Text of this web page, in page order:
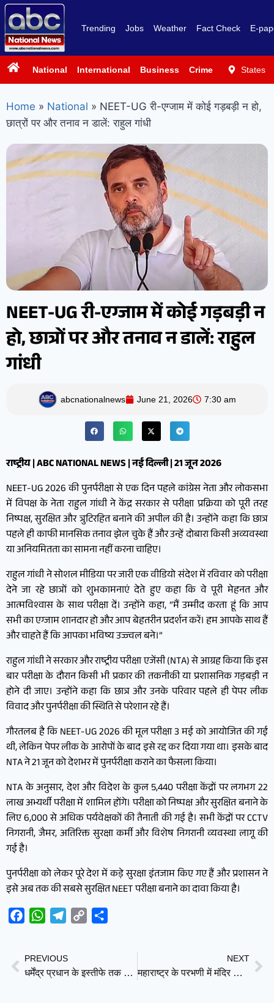
Trending Jobs Weather Fact Check E-
National International Business Crime PoliticsStates
Home » National » NEET-UG री-एग्जाम में कोई गड़बड़ी न हो,
छात्रों पर और तनाव न डालें: राहुल गांधी
NEET-UG री-एग्जाम में कोई गड़बड़ी न
हो, छात्रों पर और तनाव न डालें: राहुल
गांधी
abcnationalnews June 21, 2026 7:30 am
राष्ट्रीय | ABC NATIONAL NEWS | नई दिल्ली | 21 जून 2026
NEET-UG 2026 की पुनर्परीक्षा से एक दिन पहले कांग्रेस नेता और लोकसभा
में विपक्ष के नेता राहुल गांधी ने केंद्र सरकार से परीक्षा प्रक्रिया को पूरी तरह
निष्पक्ष, सुरक्षित और त्रुटिरहित बनाने की अपील की है। उन्होंने कहा कि छात्र
पहले ही काफी मानसिक तनाव झेल चुके हैं और उन्हें दोबारा किसी अव्यवस्था
या अनियमितता का सामना नहीं करना चाहिए।
राहुल गांधी ने सोशल मीडिया पर जारी एक वीडियो संदेश में रविवार को परीक्षा
देने जा रहे छात्रों को शुभकामनाएं देते हुए कहा कि वे पूरी मेहनत और
आत्मविश्वास के साथ परीक्षा दें। उन्होंने कहा, “मैं उम्मीद करता हूं कि आप
सभी का एग्जाम शानदार हो और आप बेहतरीन प्रदर्शन करें। हम आपके साथ हैं
और चाहते हैं कि आपका भविष्य उज्ज्वल बने।”
राहुल गांधी ने सरकार और राष्ट्रीय परीक्षा एजेंसी (NTA) से आग्रह किया कि इस
बार परीक्षा के दौरान किसी भी प्रकार की तकनीकी या प्रशासनिक गड़बड़ी न
होने दी जाए। उन्होंने कहा कि छात्र और उनके परिवार पहले ही पेपर लीक
विवाद और पुनर्परीक्षा की स्थिति से परेशान रहे हैं।
गौरतलब है कि NEET-UG 2026 की मूल परीक्षा 3 मई को आयोजित की गई
थी, लेकिन पेपर लीक के आरोपों के बाद इसे रद्द कर दिया गया था। इसके बाद
NTA ने 21 जून को देशभर में पुनर्परीक्षा कराने का फैसला किया।
NTA के अनुसार, देश और विदेश के कुल 5,440 परीक्षा केंद्रों पर लगभग 22
लाख अभ्यर्थी परीक्षा में शामिल होंगे। परीक्षा को निष्पक्ष और सुरक्षित बनाने के
लिए 6,000 से अधिक पर्यवेक्षकों की तैनाती की गई है। सभी केंद्रों पर CCTV
निगरानी, जैमर, अतिरिक्त सुरक्षा कर्मी और विशेष निगरानी व्यवस्था लागू की
गई है।
पुनर्परीक्षा को लेकर पूरे देश में कड़े सुरक्षा इंतजाम किए गए हैं और प्रशासन ने
इसे अब तक की सबसे सुरक्षित NEET परीक्षा बनाने का दावा किया है।
FacebookWhatsAppTelegram
Copy
PREVIOUS
धर्मेंद्र प्रधान के इस्तीफे तक आंदोलन जारी, जंतर-मंतर पर डटे अभिजीत दीपके
NEXT
महाराष्ट्र के परभणी में मंदिर की छत गिरी, 7 श्रद्धालुओं की मौत; 25 घायल